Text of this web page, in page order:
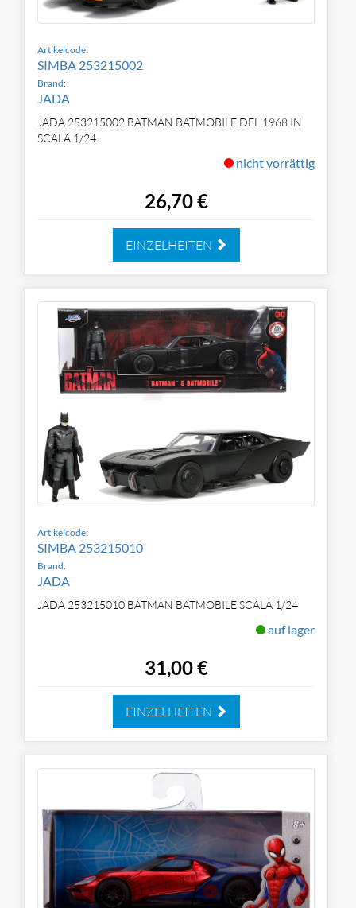
Artikelcode:
SIMBA 253215002
Brand:
JADA
JADA 253215002 BATMAN BATMOBILE DEL 1968 IN
SCALA 1/24
nicht vorrättig
26,70 €
EINZELHEITEN
Artikelcode:
SIMBA 253215010
Brand:
JADA
JADA 253215010 BATMAN BATMOBILE SCALA 1/24
auf lager
31,00 €
EINZELHEITEN